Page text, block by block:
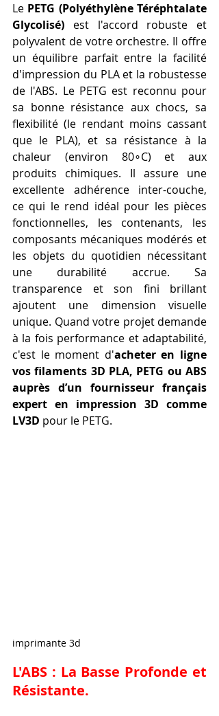
Le PETG (Polyéthylène Téréphtalate
Glycolisé) est l'accord robuste et
polyvalent de votre orchestre. Il offre
un équilibre parfait entre la facilité
d'impression du PLA et la robustesse
de l'ABS. Le PETG est reconnu pour
sa bonne résistance aux chocs, sa
flexibilité (le rendant moins cassant
que le PLA), et sa résistance à la
chaleur (environ 80∘C) et aux
produits chimiques. Il assure une
excellente adhérence inter-couche,
ce qui le rend idéal pour les pièces
fonctionnelles, les contenants, les
composants mécaniques modérés et
les objets du quotidien nécessitant
une durabilité accrue. Sa
transparence et son fini brillant
ajoutent une dimension visuelle
unique. Quand votre projet demande
à la fois performance et adaptabilité,
c'est le moment d'acheter en ligne
vos filaments 3D PLA, PETG ou ABS
auprès d’un fournisseur français
expert en impression 3D comme
LV3D pour le PETG.
imprimante 3d
L'ABS : La Basse Profonde et
Résistante.